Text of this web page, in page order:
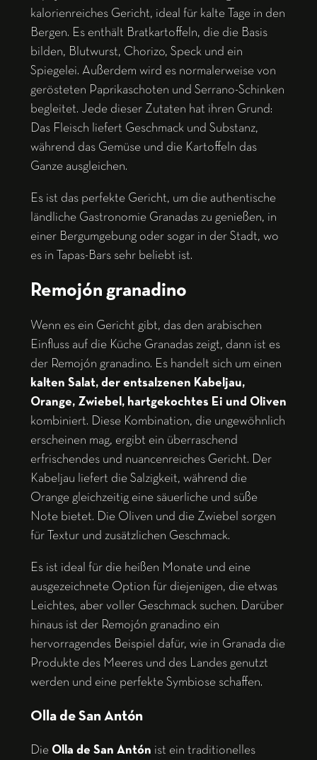
kalorienreiches Gericht, ideal für kalte Tage in den
Bergen. Es enthält Bratkartoffeln, die die Basis
bilden, Blutwurst, Chorizo, Speck und ein
Spiegelei. Außerdem wird es normalerweise von
gerösteten Paprikaschoten und Serrano-Schinken
begleitet. Jede dieser Zutaten hat ihren Grund:
Das Fleisch liefert Geschmack und Substanz,
während das Gemüse und die Kartoffeln das
Ganze ausgleichen.
Es ist das perfekte Gericht, um die authentische
ländliche Gastronomie Granadas zu genießen, in
einer Bergumgebung oder sogar in der Stadt, wo
es in Tapas-Bars sehr beliebt ist.
Remojón granadino
Wenn es ein Gericht gibt, das den arabischen
Einfluss auf die Küche Granadas zeigt, dann ist es
der Remojón granadino. Es handelt sich um einen
kalten Salat, der entsalzenen Kabeljau,
Orange, Zwiebel, hartgekochtes Ei und Oliven
kombiniert. Diese Kombination, die ungewöhnlich
erscheinen mag, ergibt ein überraschend
erfrischendes und nuancenreiches Gericht. Der
Kabeljau liefert die Salzigkeit, während die
Orange gleichzeitig eine säuerliche und süße
Note bietet. Die Oliven und die Zwiebel sorgen
für Textur und zusätzlichen Geschmack.
Es ist ideal für die heißen Monate und eine
ausgezeichnete Option für diejenigen, die etwas
Leichtes, aber voller Geschmack suchen. Darüber
hinaus ist der Remojón granadino ein
hervorragendes Beispiel dafür, wie in Granada die
Produkte des Meeres und des Landes genutzt
werden und eine perfekte Symbiose schaffen.
Olla de San Antón
Die Olla de San Antón ist ein traditionelles